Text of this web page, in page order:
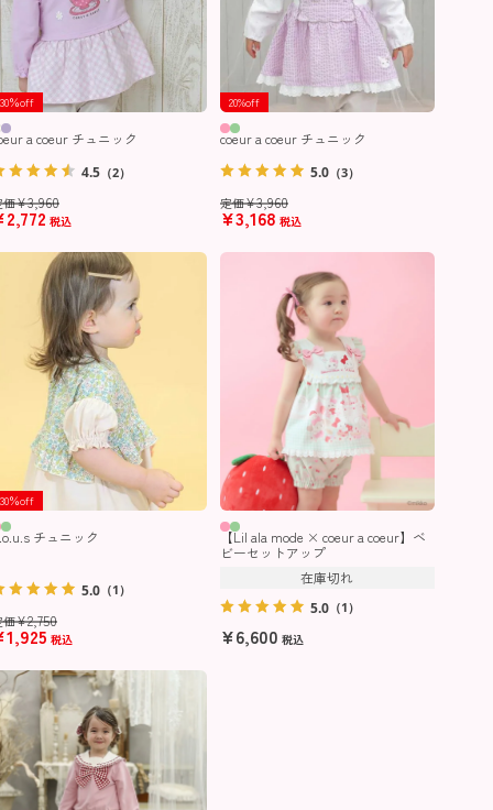
30％off
a coeur チュニック
価¥3,960
2,772 税込
4.5 （2）
20%off
coeur a coeur チュニック
定価¥3,960
¥3,168 税込
5.0（3）
30％off
チュニック
価¥2,750
1,925 税込
5.0 （1）
【Lil ala mode × coeur a coeur】ベ
ビーセットアップ
¥6,600 税込
5.0（1）
在庫切れ